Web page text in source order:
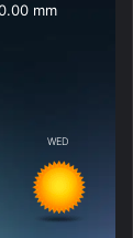
mm
WED